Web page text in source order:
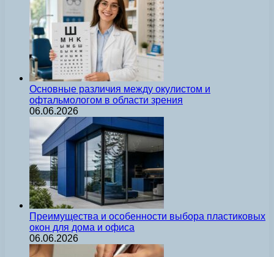
Основные различия между окулистом и
офтальмологом в области зрения
06.06.2026
Преимущества и особенности выбора пластиковых
окон для дома и офиса
06.06.2026